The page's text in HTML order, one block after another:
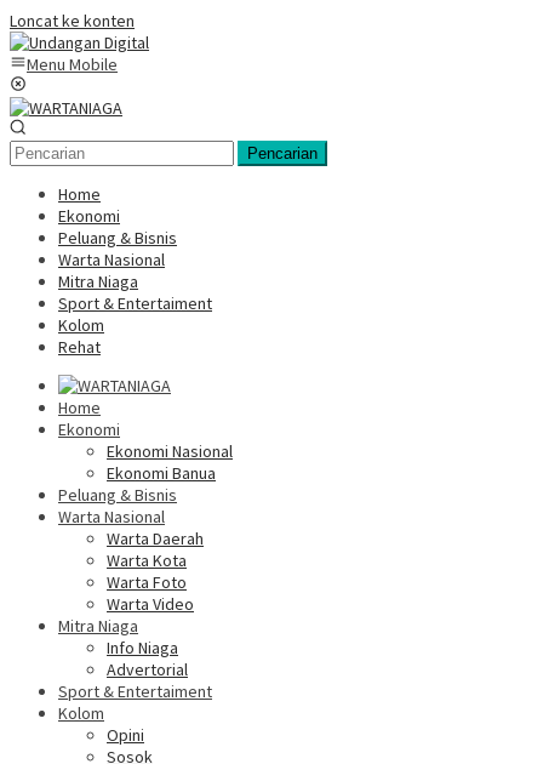
Loncat ke konten
Menu Mobile
Pencarian
Home
Ekonomi
Peluang & Bisnis
Warta Nasional
Mitra Niaga
Sport & Entertaiment
Kolom
Rehat
Home
Ekonomi
Ekonomi Nasional
Ekonomi Banua
Peluang & Bisnis
Warta Nasional
Warta Daerah
Warta Kota
Warta Foto
Warta Video
Mitra Niaga
Info Niaga
Advertorial
Sport & Entertaiment
Kolom
Opini
Sosok